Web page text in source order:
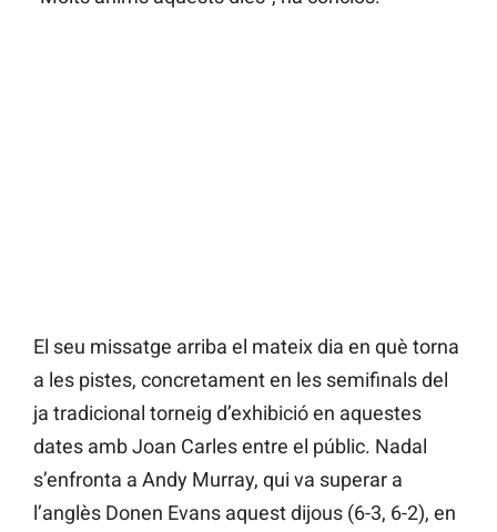
El seu missatge arriba el mateix dia en què torna
a les pistes, concretament en les semifinals del
ja tradicional torneig d’exhibició en aquestes
dates amb Joan Carles entre el públic. Nadal
s’enfronta a Andy Murray, qui va superar a
l’anglès Donen Evans aquest dijous (6-3, 6-2), en